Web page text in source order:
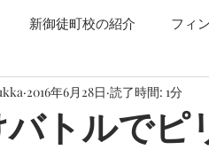
新御徒町校の紹介 フィ
雑誌掲載 空間ディスプレイ
トルでピ
2016年6月28日 読了時間: 1分